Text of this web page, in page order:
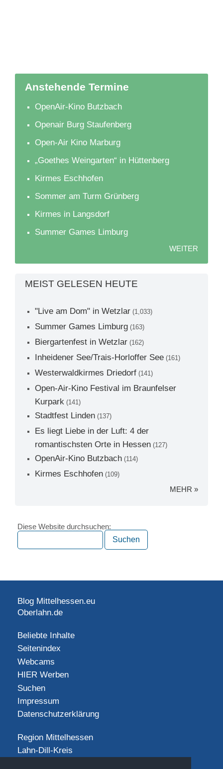
Anstehende Termine
OpenAir-Kino Butzbach
Openair Burg Staufenberg
Open-Air Kino Marburg
„Goethes Weingarten“ in Hüttenberg
Kirmes Eschhofen
Sommer am Turm Grünberg
Kirmes in Langsdorf
Summer Games Limburg
WEITER
MEIST GELESEN HEUTE
"Live am Dom" in Wetzlar (1,033)
Summer Games Limburg (163)
Biergartenfest in Wetzlar (162)
Inheidener See/Trais-Horloffer See (161)
Westerwaldkirmes Driedorf (141)
Open-Air-Kino Festival im Braunfelser
Kurpark (141)
Stadtfest Linden (137)
Es liegt Liebe in der Luft: 4 der
romantischsten Orte in Hessen (127)
OpenAir-Kino Butzbach (114)
Kirmes Eschhofen (109)
MEHR »
Diese Website durchsuchen:
Blog Mittelhessen.eu
Oberlahn.de
Beliebte Inhalte
Seitenindex
Webcams
HIER Werben
Suchen
Impressum
Datenschutzerklärung
Region Mittelhessen
Lahn-Dill-Kreis